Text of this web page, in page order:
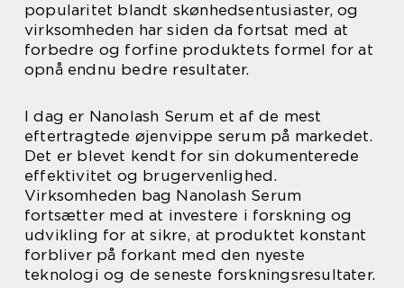
popularitet blandt skønhedsentusiaster, og
virksomheden har siden da fortsat med at
forbedre og forfine produktets formel for at
opnå endnu bedre resultater.
I dag er Nanolash Serum et af de mest
eftertragtede øjenvippe serum på markedet.
Det er blevet kendt for sin dokumenterede
effektivitet og brugervenlighed.
Virksomheden bag Nanolash Serum
fortsætter med at investere i forskning og
udvikling for at sikre, at produktet konstant
forbliver på forkant med den nyeste
teknologi og de seneste forskningsresultater.